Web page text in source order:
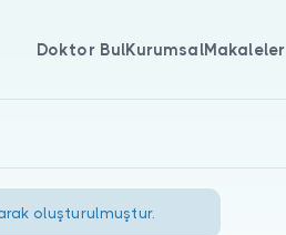
Doktor BulKurumsalMakaleler
oluşturulmuştur.